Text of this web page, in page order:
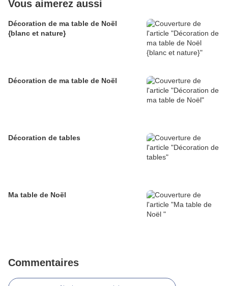
Vous aimerez aussi
Décoration de ma table de Noël
{blanc et nature}
Décoration de ma table de Noël
Décoration de tables
Ma table de Noël
Commentaires